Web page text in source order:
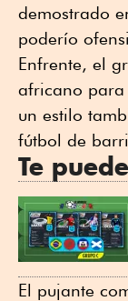
demostrado
poderío
Enfrente, el
africano para
un estilo
fútbol de
Te
El pujante